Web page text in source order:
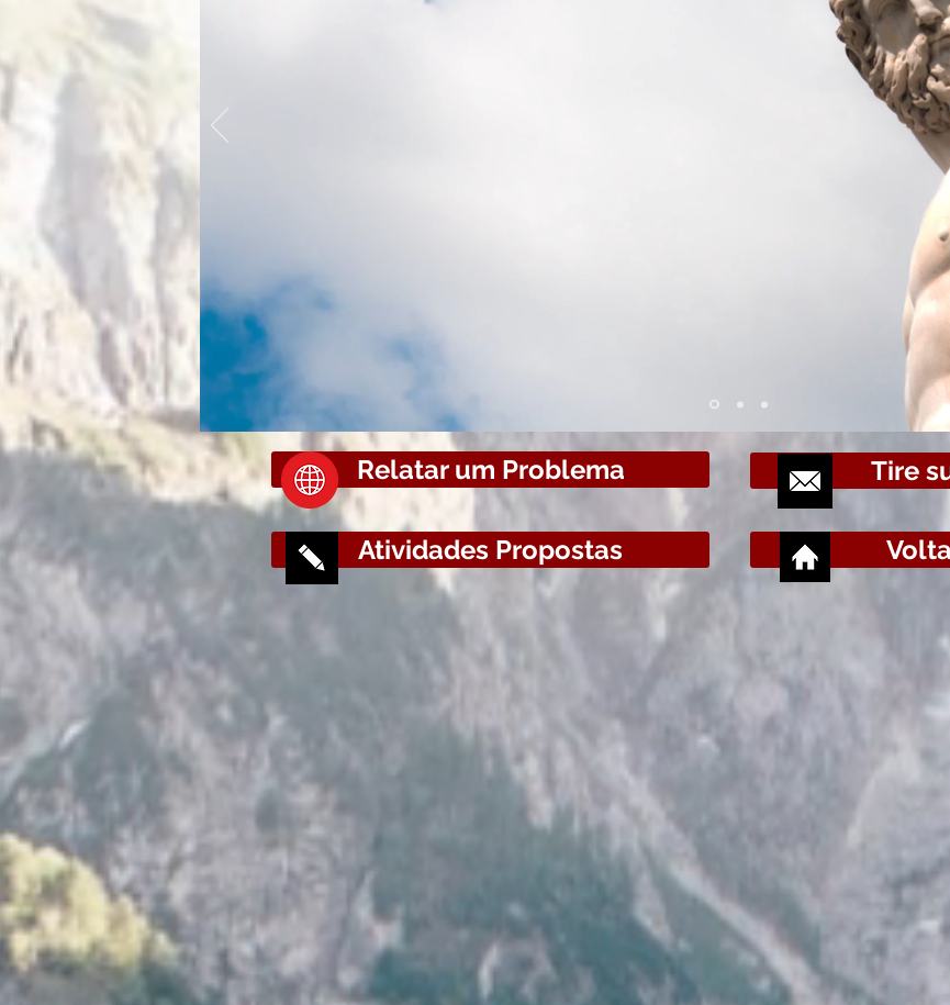
estudo de
Financeira e Orçamentária (AFO)/Orçamento
estão relacionados ao estudo do Direito Financeiro.
Relatar um Problema
Atividades Propostas
Tire